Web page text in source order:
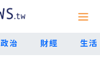
政治 財經 生活